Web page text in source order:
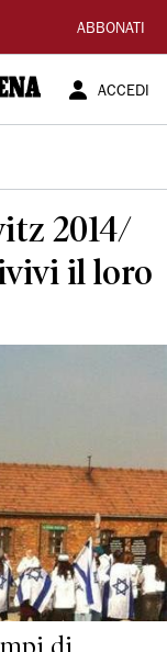
ABBONATI
ACCEDI
2014/
il loro